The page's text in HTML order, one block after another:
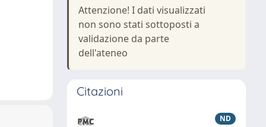
Attenzione! I dati visualizzati
non sono stati sottoposti a
validazione da parte
dell'ateneo
Citazioni
ND